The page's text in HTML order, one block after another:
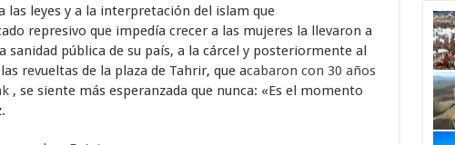
las leyes y a la interpretación del islam que
represivo que impedía crecer a las mujeres la llevaron a
sanidad pública de su país, a la cárcel y posteriormente al
revueltas de la plaza de Tahrir, que acabaron con 30 años
, se siente más esperanzada que nunca: «Es el momento